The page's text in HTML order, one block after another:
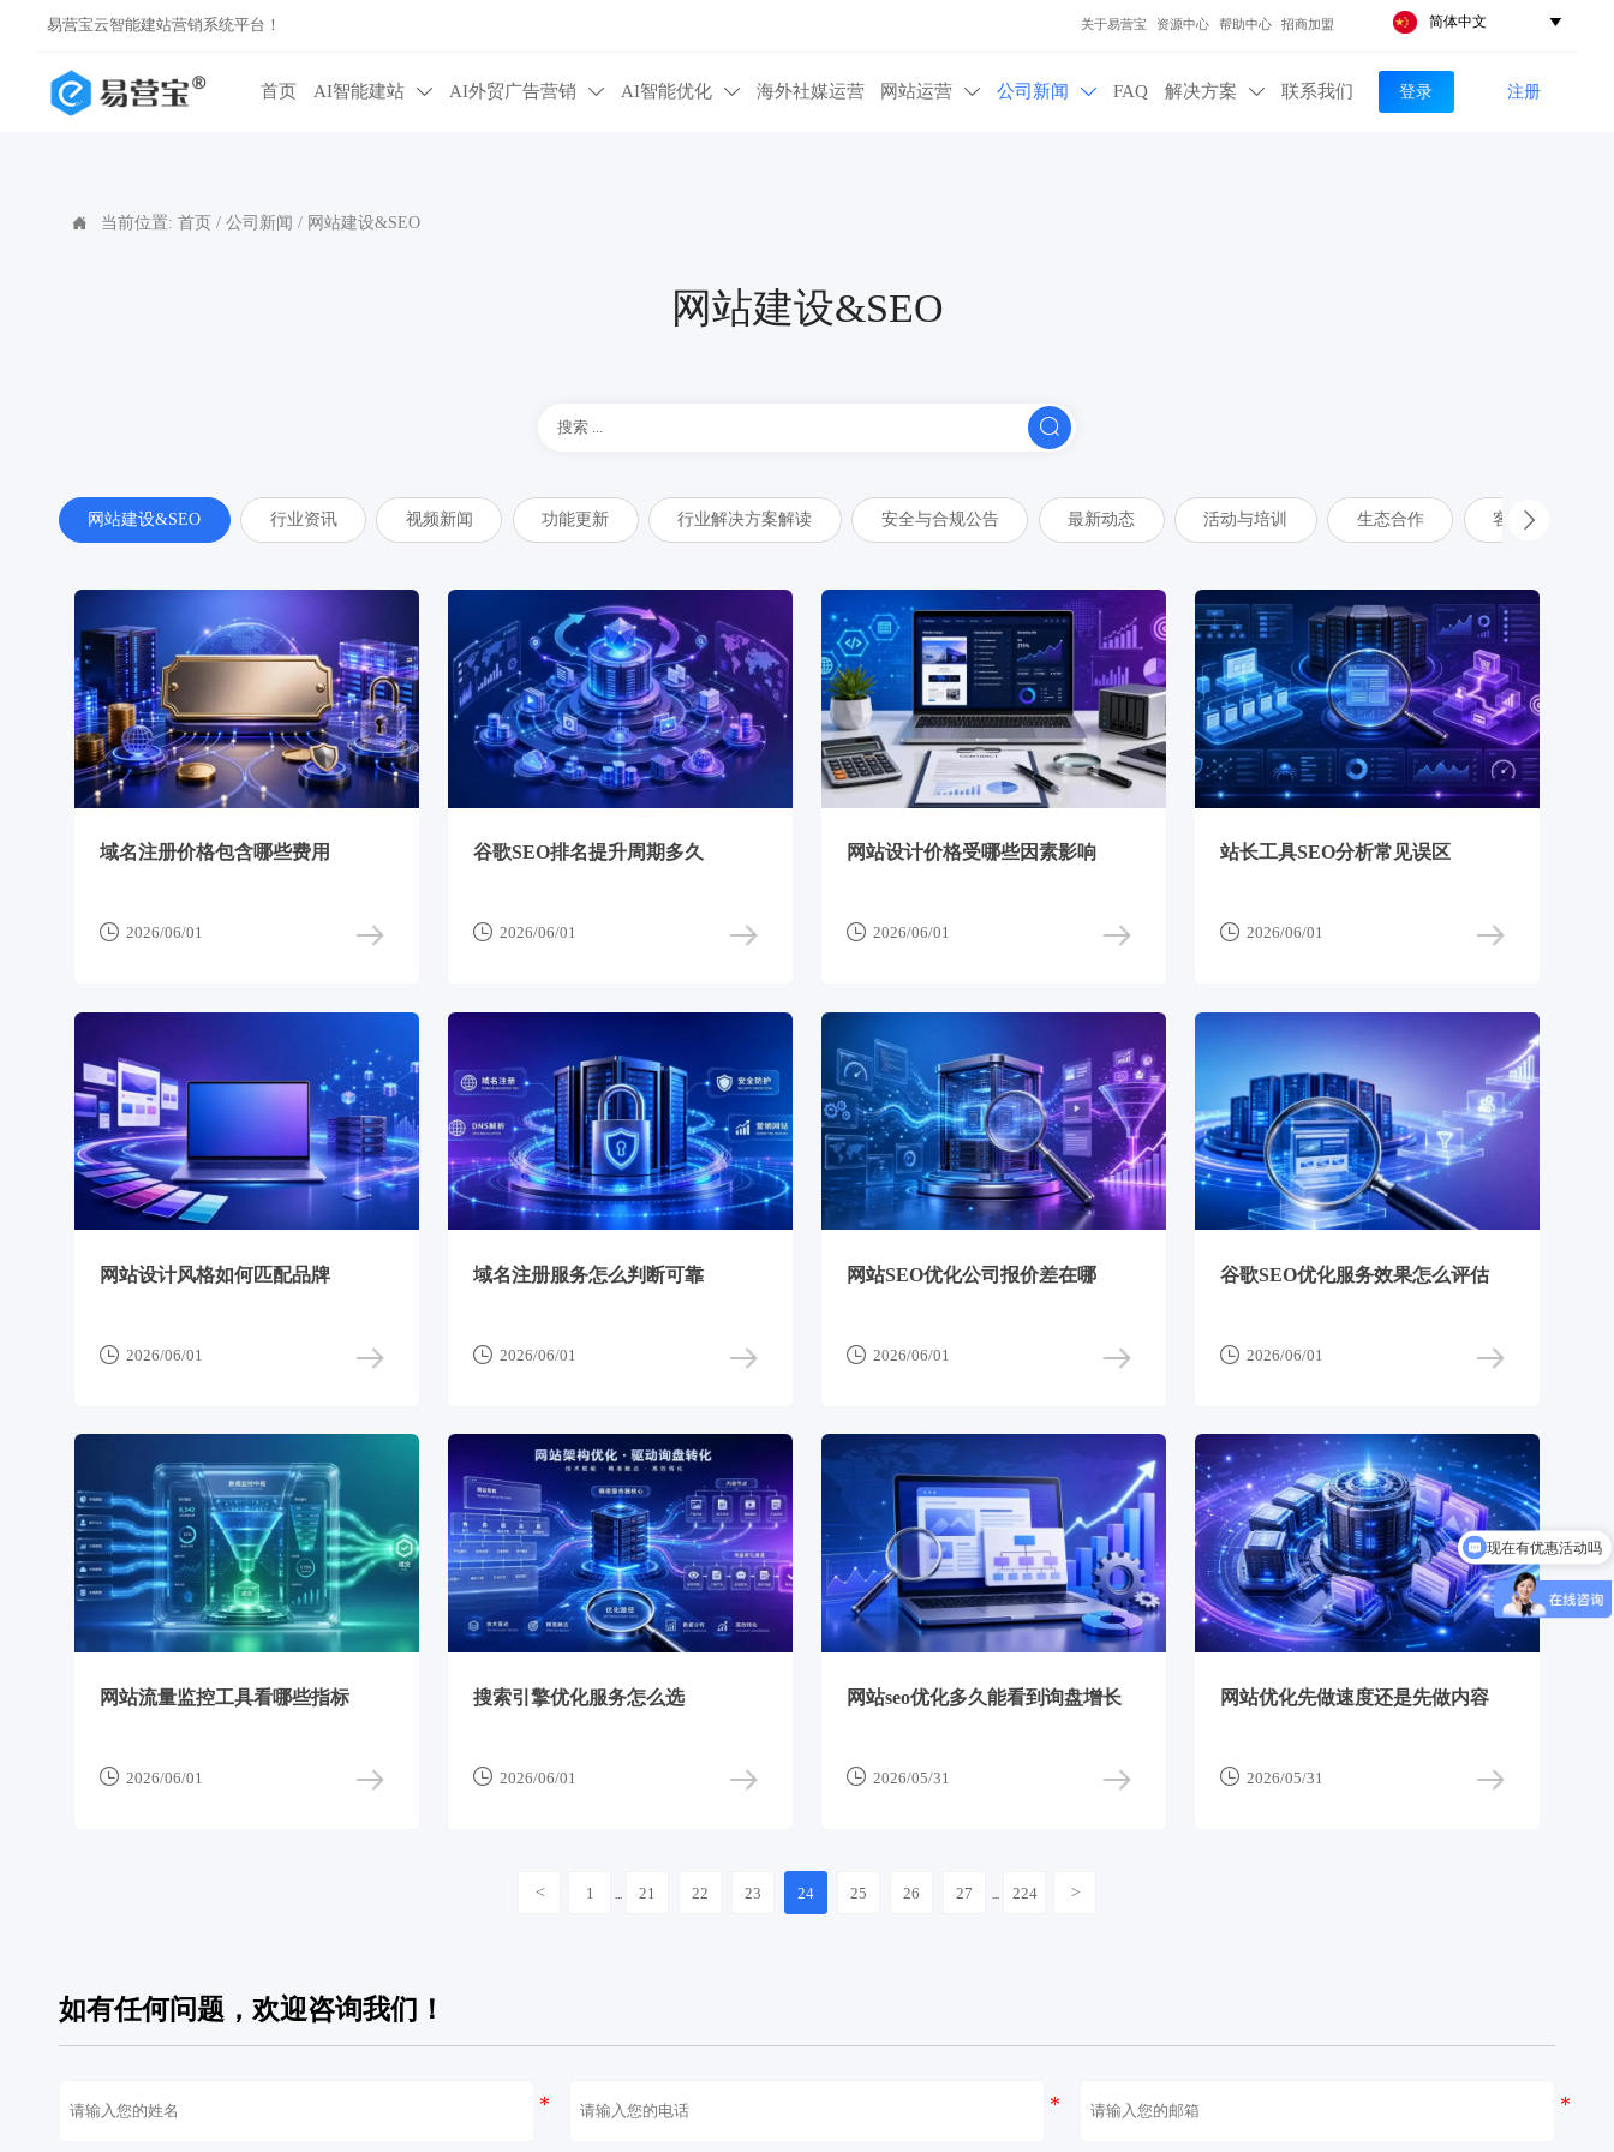
易营宝云智能建站营销系统平台！ 关于易营宝 资源中心 帮助中心 招商加盟 简体中文 
首页 AI智能建站  AI外贸广告营销  AI智能优化  海外社媒运营 网站运营  公司新闻  FAQ 解决方案  联系我们 登录 注册
 当前位置: 首页/ 公司新闻 / 网站建设&SEO
网站建设&SEO

网站建设&SEO 行业资讯 视频新闻 功能更新 行业解决方案解读 安全与合规公告 最新动态 活动与培训 生态合作 客户案例

域名注册价格包含哪些费用
 2026/06/01
谷歌SEO排名提升周期多久
 2026/06/01
网站设计价格受哪些因素影响
 2026/06/01
站长工具SEO分析常见误区
 2026/06/01
网站设计风格如何匹配品牌
 2026/06/01
域名注册服务怎么判断可靠
 2026/06/01
网站SEO优化公司报价差在哪
 2026/06/01
谷歌SEO优化服务效果怎么评估
 2026/06/01
网站流量监控工具看哪些指标
 2026/06/01
搜索引擎优化服务怎么选
 2026/06/01
网站seo优化多久能看到询盘增长
 2026/05/31
网站优化先做速度还是先做内容
 2026/05/31
< 1 ... 21 22 23 24 25 26 27 ... 224 >
如有任何问题，欢迎咨询我们！
可以介绍下你们的产品么
现在有优惠活动吗